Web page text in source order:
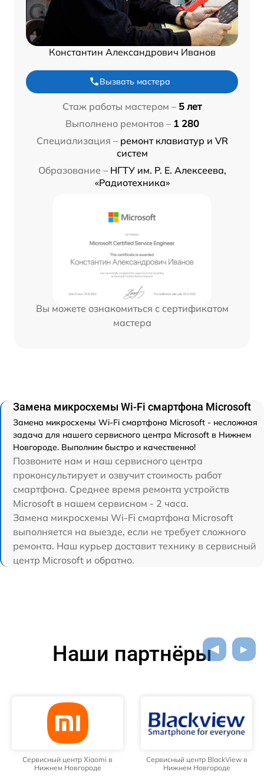
Константин Александрович Иванов
Вызвать мастера
Стаж работы мастером – 5 лет
Выполнено ремонтов – 1 280
Специализация – ремонт клавиатур и VR
систем
Образование – НГТУ им. Р. Е. Алексеева,
«Радиотехника»
Вы можете ознакомиться с сертификатом
мастера
Замена микросхемы Wi-Fi смартфона Microsoft
Замена микросхемы Wi-Fi смартфона Microsoft - несложная
задача для нашего сервисного центра Microsoft в Нижнем
Новгороде. Выполним быстро и качественно!
Позвоните нам и наш сервисного центра
проконсультирует и озвучит стоимость работ
смартфона. Среднее время ремонта устройств
Microsoft в нашем сервисном - 2 часа.
Замена микросхемы Wi-Fi смартфона Microsoft
выполняется на выезде, если не требует сложного
ремонта. Наш курьер доставит технику в сервисный
центр Microsoft и обратно.
Наши партнёры
Сервисный центр Xiaomi в
Нижнем Новгороде
Сервисный центр BlackView в
Нижнем Новгороде